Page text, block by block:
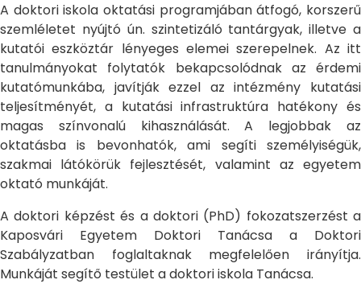
A doktori iskola oktatási programjában átfogó, korszerű
szemléletet nyújtó ún. szintetizáló tantárgyak, illetve a
kutatói eszköztár lényeges elemei szerepelnek. Az itt
tanulmányokat folytatók bekapcsolódnak az érdemi
kutatómunkába, javítják ezzel az intézmény kutatási
teljesítményét, a kutatási infrastruktúra hatékony és
magas színvonalú kihasználását. A legjobbak az
oktatásba is bevonhatók, ami segíti személyiségük,
szakmai látókörük fejlesztését, valamint az egyetem
oktató munkáját.
A doktori képzést és a doktori (PhD) fokozatszerzést a
Kaposvári Egyetem Doktori Tanácsa a Doktori
Szabályzatban foglaltaknak megfelelően irányítja.
Munkáját segítő testület a doktori iskola Tanácsa.